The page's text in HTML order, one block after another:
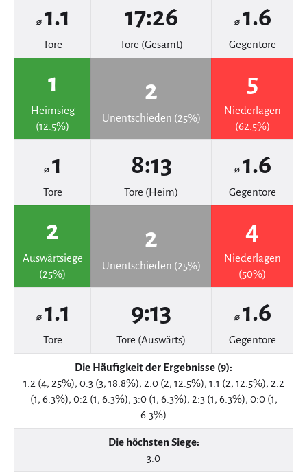
⌀ 1.1
Tore
17:26
Tore (Gesamt)
⌀ 1.6
Gegentore
1
Heimsieg
(12.5%)
2
Unentschieden (25%)
5
Niederlagen
(62.5%)
⌀ 1
Tore
8:13
Tore (Heim)
⌀ 1.6
Gegentore
2
Auswärtsiege
(25%)
2
Unentschieden (25%)
4
Niederlagen
(50%)
⌀ 1.1
Tore
9:13
Tore (Auswärts)
⌀ 1.6
Gegentore
Die Häufigkeit der Ergebnisse (9):
1:2 (4, 25%), 0:3 (3, 18.8%), 2:0 (2, 12.5%), 1:1 (2, 12.5%), 2:2
(1, 6.3%), 0:2 (1, 6.3%), 3:0 (1, 6.3%), 2:3 (1, 6.3%), 0:0 (1,
6.3%)
Die höchsten Siege:
3:0